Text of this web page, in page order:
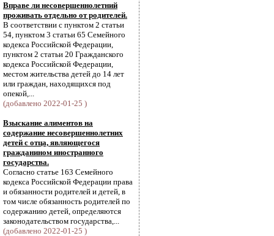
Вправе ли несовершеннолетний
проживать отдельно от родителей.
В соответствии с пунктом 2 статьи
54, пунктом 3 статьи 65 Семейного
кодекса Российской Федерации,
пунктом 2 статьи 20 Гражданского
кодекса Российской Федерации,
местом жительства детей до 14 лет
или граждан, находящихся под
опекой,...
(добавлено 2022-01-25 )
Взыскание алиментов на
содержание несовершеннолетних
детей с отца, являющегося
гражданином иностранного
государства.
Согласно статье 163 Семейного
кодекса Российской Федерации права
и обязанности родителей и детей, в
том числе обязанность родителей по
содержанию детей, определяются
законодательством государства,...
(добавлено 2022-01-25 )